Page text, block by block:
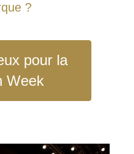
?
pour la
Week